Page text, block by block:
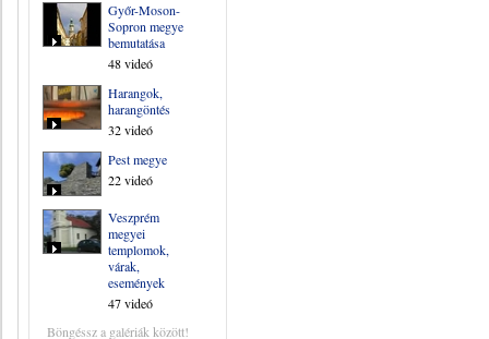
Győr-Moson-
Sopron megye
bemutatása
48 videó
Harangok,
harangöntés
32 videó
Pest megye
22 videó
Veszprém
megyei
templomok,
várak,
események
47 videó
Böngéssz a galériák között!